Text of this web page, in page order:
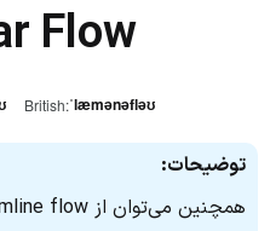
Flow
British:ˈlæmənəfləʊ
توضیحات: